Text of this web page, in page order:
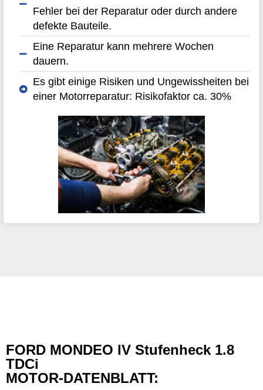
Fehler bei der Reparatur oder durch andere
defekte Bauteile.
Eine Reparatur kann mehrere Wochen
dauern.
Es gibt einige Risiken und Ungewissheiten bei
einer Motorreparatur: Risikofaktor ca. 30%
FORD MONDEO IV Stufenheck 1.8
TDCi
MOTOR-DATENBLATT: